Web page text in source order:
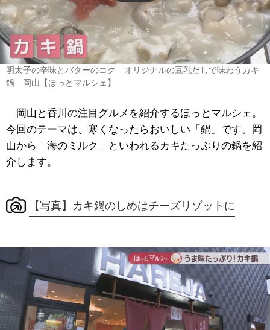
明太子の辛味とバターのコク オリジナルの豆乳だしで味わうカキ
鍋 岡山【ほっとマルシェ】
岡山と香川の注目グルメを紹介するほっとマルシェ。
今回のテーマは、寒くなったらおいしい「鍋」です。岡
山から「海のミルク」といわれるカキたっぷりの鍋を紹
介します。
【写真】カキ鍋のしめはチーズリゾットに